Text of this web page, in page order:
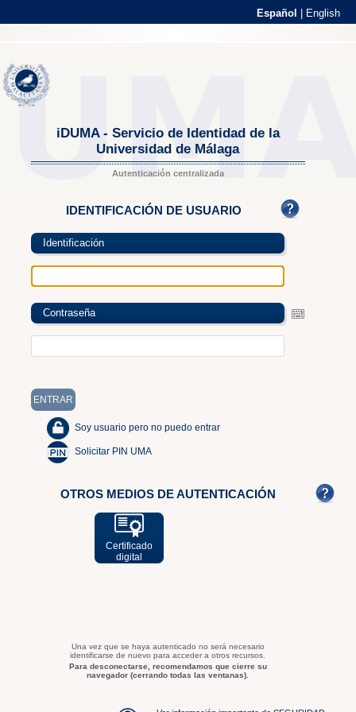
Español English
iDUMA - Servicio de Identidad de la
Universidad de Málaga
Autenticación centralizada
IDENTIFICACIÓN DE USUARIO
Identificación
Contraseña
Soy usuario pero no puedo entrar
Solicitar PIN UMA
OTROS MEDIOS DE AUTENTICACIÓN
Certificado
digital
Una vez que se haya autenticado no será necesario
identificarse de nuevo para acceder a otros recursos.
Para desconectarse, recomendamos que cierre su
navegador (cerrando todas las ventanas).